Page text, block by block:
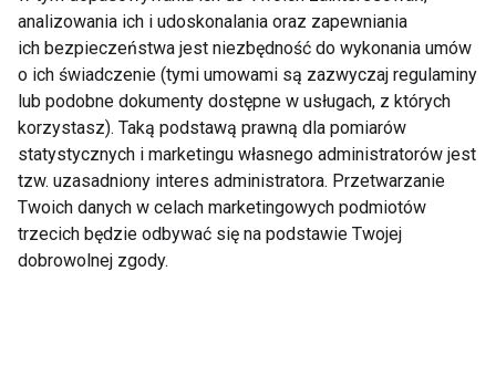
bogaty w białko i probiotyki, które wspomagają
trawienie. Dodatek granoli i owoców sprawia, że
posiłek jest pełnowartościowy i sycący.
Składniki:
200 g jogurtu greckiego
2 łyżki granoli
½ szklanki ulubionych owoców (np.
analizowania ich i udoskonalania oraz zapewniania
ich bezpieczeństwa jest niezbędność do wykonania umów
o ich świadczenie (tymi umowami są zazwyczaj regulaminy
lub podobne dokumenty dostępne w usługach, z których
korzystasz). Taką podstawą prawną dla pomiarów
statystycznych i marketingu własnego administratorów jest
tzw. uzasadniony interes administratora. Przetwarzanie
Twoich danych w celach marketingowych podmiotów
trzecich będzie odbywać się na podstawie Twojej
dobrowolnej zgody.